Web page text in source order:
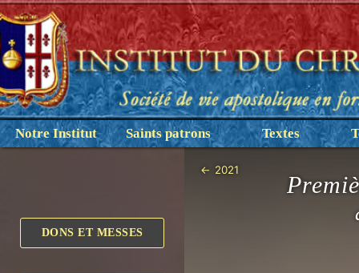
Notre Institut Saints patrons Textes
DONS ET MESSES
← 2021